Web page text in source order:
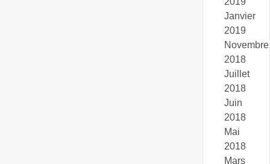
Janvier
2019
Novembre
2018
Juillet
2018
Juin
2018
Mai
2018
Mars